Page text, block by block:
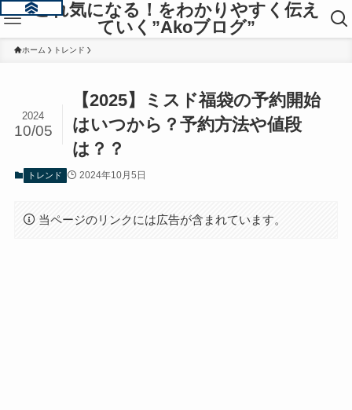
これ気になる！をわかりやすく伝え
ていく”Akoブログ”
ホーム トレンド
【2025】ミスド福袋の予約開始
はいつから？予約方法や値段
は？？
2024
10/05
トレンド 2024年10月5日
当ページのリンクには広告が含まれています。